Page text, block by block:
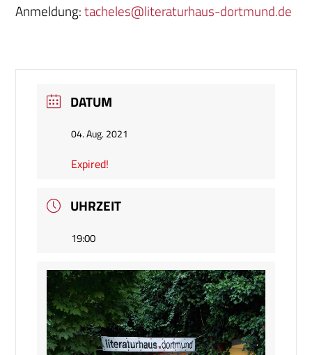
Anmeldung:tacheles@literaturhaus-dortmund.de
DATUM
04. Aug. 2021
Expired!
UHRZEIT
19:00